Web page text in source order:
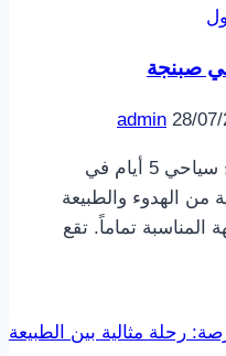
admin 28/
إذا كنت تبحث عن برنامج سياحي 5 أيام في
من الهدوء والطبيعة
المناسبة تماماً. تقع